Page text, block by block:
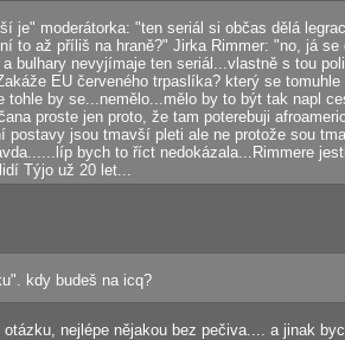
je" moderátorka: "ten seriál si občas dělá
to až příliš na hraně?" Jirka Rimmer: "no, já
bulhary nevyjímaje ten seriál...vlastně s tou
EU červeného trpaslíka? který se
by se...nemělo...mělo by to být tak napl
proste jen proto, že tam poterebuji
jsou tmavší pleti ale ne protože sou
bych to říct nedokázala...Rimmere
Týjo už 20 let...
kdy budeš na icq?
nejlépe nějakou bez pečiva.... a jinak